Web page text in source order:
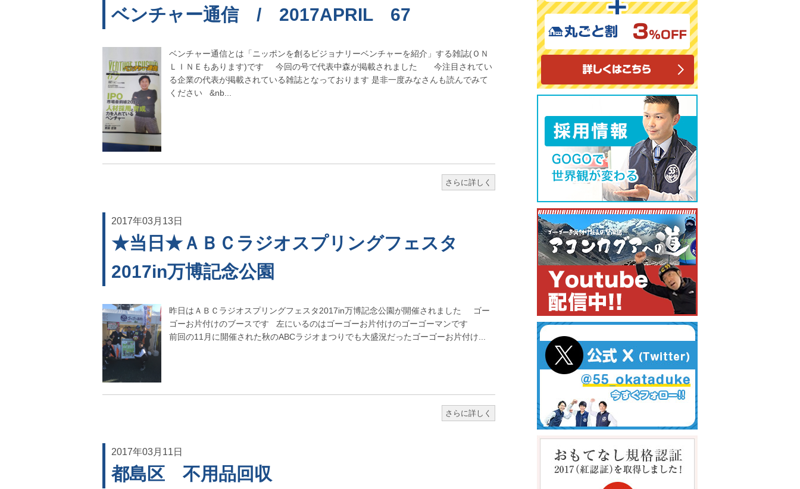
ベンチャー通信 / 2017APRIL 67
ベンチャー通信とは「ニッポンを創るビジョナリーベンチャーを紹介」する雑誌(ＯＮ
ＬＩＮＥもあります)です 今回の号で代表中森が掲載されました 今注目されてい
る企業の代表が掲載されている雑誌となっております 是非一度みなさんも読んでみて
ください &nb...
さらに詳しく
2017年03月13日
★当日★ＡＢＣラジオスプリングフェスタ
2017in万博記念公園
昨日はＡＢＣラジオスプリングフェスタ2017in万博記念公園が開催されました ゴー
ゴーお片付けのブースです 左にいるのはゴーゴーお片付けのゴーゴーマンです
前回の11月に開催された秋のABCラジオまつりでも大盛況だったゴーゴーお片付け...
さらに詳しく
2017年03月11日
都島区 不用品回収